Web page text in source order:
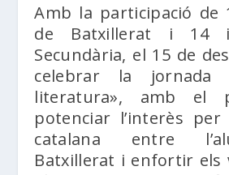
Amb la participació de
de Batxillerat i 14
Secundària, el 15 de
celebrar la jornada
literatura», amb el
potenciar l’interès
catalana entre
Batxillerat i enfortir els